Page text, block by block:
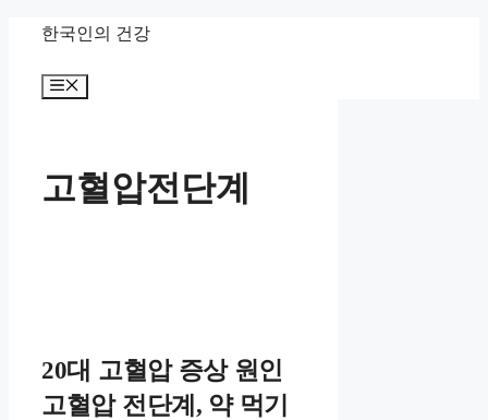
한국인의 건강
메
고혈압전단계
20대 고혈압 증상 원인
고혈압 전단계, 약 먹기